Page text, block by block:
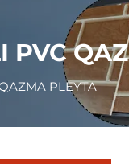
PVC
PLEYTA